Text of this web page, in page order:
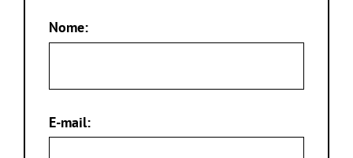
Nome:
E-mail: